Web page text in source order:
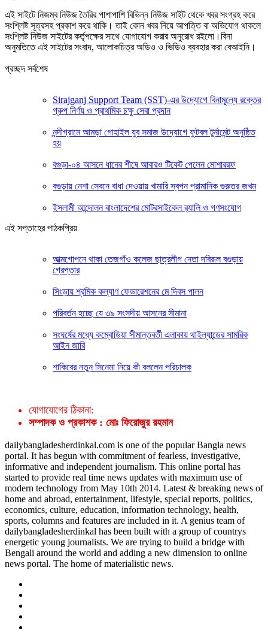
এই সাইটে নিজম্ব নিউজ তৈরির পাশাপাশি বিভিন্ন নিউজ সাইট থেকে খবর সংগ্রহ করে
সংশ্লিষ্ট সূত্রসহ প্রকাশ করে থাকি। তাই কোন খবর নিয়ে আপত্তি বা অভিযোগ থাকলে
সংশ্লিষ্ট নিউজ সাইটের কর্তৃপক্ষের সাথে যোগাযোগ করার অনুরোধ রইলো।বিনা
অনুমতিতে এই সাইটের সংবাদ, আলোকচিত্র অডিও ও ভিডিও ব্যবহার করা বেআইনি।
প্রচ্ছদ সর্বশেষ
Sirajganj Support Team (SST)-এর উদ্যোগে বিনামূল্যে রক্তের
গ্রুপ নির্ণয় ও প্রাথমিক চক্ষু সেবা প্রদান
নন্দীগ্রামে আমড়া গোহাইল যুব সমাজ উদ্যোগে ফুটবল টুর্নামেন্ট অনুষ্ঠিত
হয়
বগুড়া-০৪ আসনে ধানের শীষে আবারও টিকেট পেলেন মোশাররফ
বগুড়ায় নেশা সেবনে বাধা দেওয়ায় খামারি স্বপন প্রামানিক গুরুতর জখম
ইসলামী আন্দোলন বাংলাদেশের মোটরসাইকেল র‍্যালি ও গণসংযোগ
এই সপ্তাহের পাঠকপ্রিয়
আত্মগোপনে থাকা তেজগাঁও কলেজ ছাত্রলীগ নেতা দবিরূল বগুড়ায়
গ্রেপ্তার
সিংড়ায় শ্রমিক কল্যাণ ফেডারেশনের মে দিবস পালন
পরিবর্তন হচ্ছে যে ৩৯ সংসদীয় আসনের সীমানা
সংঘর্ষের মধ্যে কম্বোডিয়া সীমান্তবর্তী এলাকায় থাইল্যান্ডের সামরিক
আইন জারি
শাকিবের নতুন সিনেমা নিয়ে কী বললেন পরিচালক
যোগাযোগের ঠিকানা:
সম্পাদক ও প্রকাশক : মোঃ ফিরোজুর রহমান
dailybangladesherdinkal.com is one of the popular Bangla news
portal. It has begun with commitment of fearless, investigative,
informative and independent journalism. This online portal has
started to provide real time news updates with maximum use of
modern technology from May 10th 2014. Latest & breaking news of
home and abroad, entertainment, lifestyle, special reports, politics,
economics, culture, education, information technology, health,
sports, columns and features are included in it. A genius team of
dailybangladesherdinkal has been built with a group of countrys
energetic young journalists. We are trying to build a bridge with
Bengali around the world and adding a new dimension to online
news portal. The home of materialistic news.